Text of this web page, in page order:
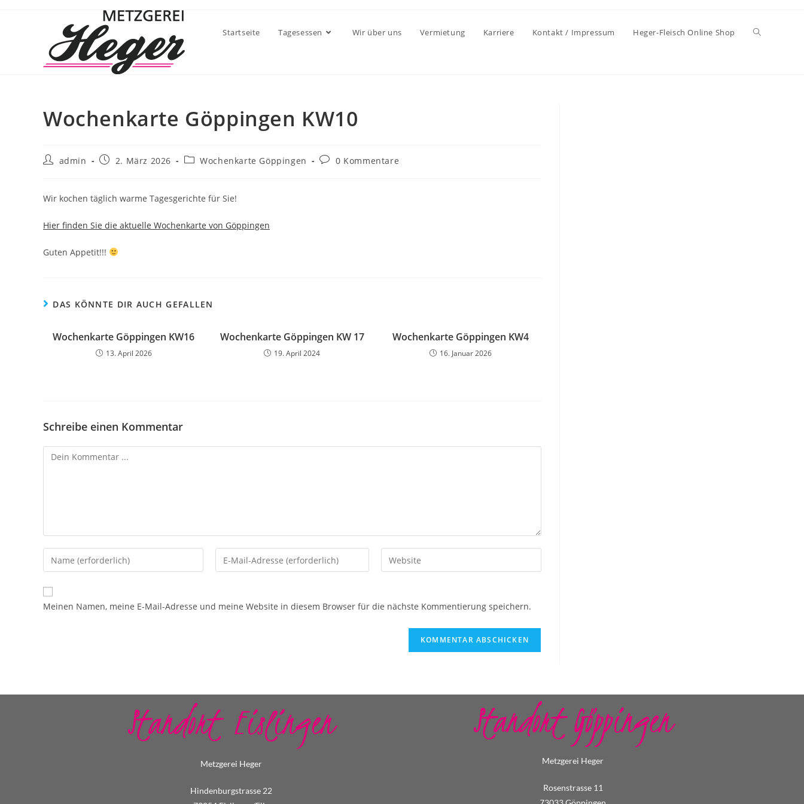
Startseite Tagesessen Wir über uns Vermietung Karriere Kontakt / Impressum Heger-Fleisch Online Shop
Wochenkarte Göppingen KW10
admin 2. März 2026 Wochenkarte Göppingen 0 Kommentare
Wir kochen täglich warme Tagesgerichte für Sie!
Hier finden Sie die aktuelle Wochenkarte von Göppingen
Guten Appetit!!!
DAS KÖNNTE DIR AUCH GEFALLEN
Wochenkarte Göppingen KW16
13. April 2026
Wochenkarte Göppingen KW 17
19. April 2024
Wochenkarte Göppingen KW4
16. Januar 2026
Schreibe einen Kommentar
Meinen Namen, meine E-Mail-Adresse und meine Website in diesem Browser für die nächste Kommentierung speichern.
Standort Eislingen
Metzgerei Heger
Hindenburgstrasse 22
Standort Göppingen
Metzgerei Heger
Rosenstrasse 11